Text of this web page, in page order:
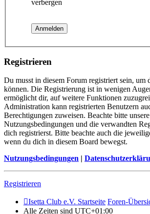
verbergen
Registrieren
Du musst in diesem Forum registriert sein, um
können. Die Registrierung ist in wenigen
ermöglicht dir, auf weitere Funktionen
Administration kann registrierten Benutzern
Berechtigungen zuweisen. Beachte bitte unsere
Nutzungsbedingungen und die verwandten
dich registrierst. Bitte beachte auch die
wenn du dich in diesem Board bewegst.
Nutzungsbedingungen |
Registrieren
Isetta Club e.V. Startseite Foren-
Alle Zeiten sind UTC+01:00